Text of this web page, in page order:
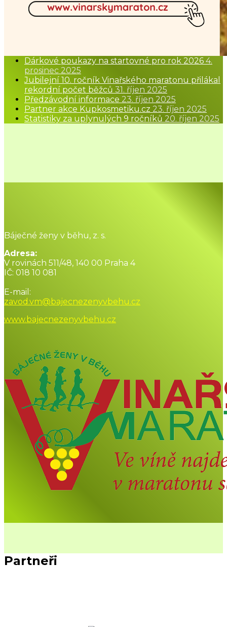
Dárkové poukazy na startovné pro rok 2026 4.
prosinec 2025
Jubilejní 10. ročník Vinařského maratonu přilákal
rekordní počet běžců 31. říjen 2025
Předzávodní informace 23. říjen 2025
Partner akce Kupkosmetiku.cz 23. říjen 2025
Statistiky za uplynulých 9 ročníků 20. říjen 2025
Báječné ženy v běhu, z. s.
Adresa:
V rovinách 511/48, 140 00 Praha 4
IČ: 018 10 081
E-mail:
zavod.vm@bajecnezenyvbehu.cz
www.bajecnezenyvbehu.cz
Partneři